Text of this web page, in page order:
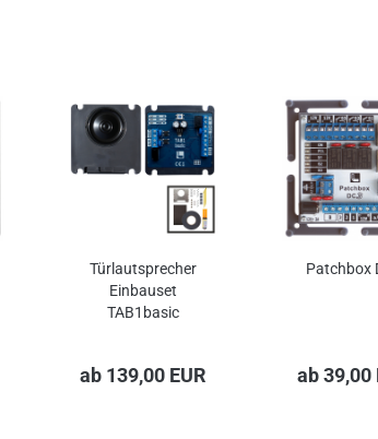
Türlautsprecher
Einbauset
TAB1basic
ab 139,00 EUR
Patchbox
ab 39,00